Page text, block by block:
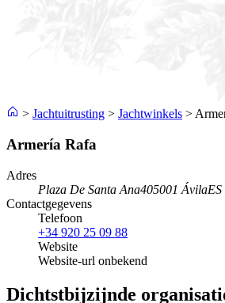
> Jachtuitrusting > Jachtwinkels >
Armería Rafa
Adres
Plaza De Santa Ana405001 ÁvilaES
Contactgegevens
Telefoon
+34 920 25 09 88
Website
Website-url onbekend
Dichtstbijzijnde